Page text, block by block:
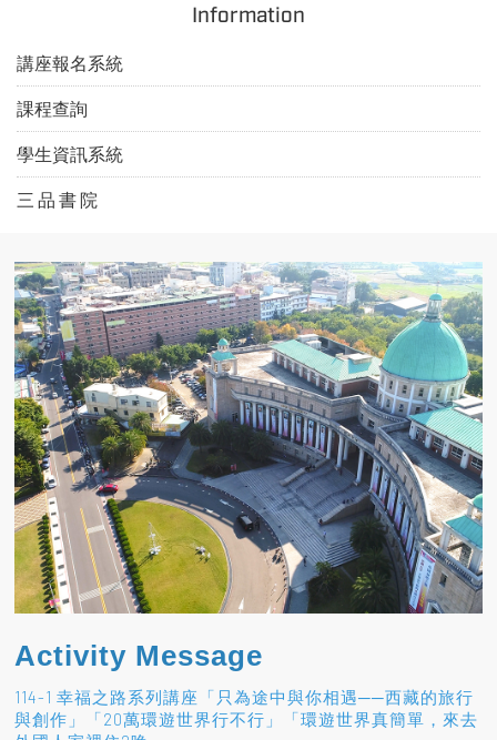
Information
講座報名系統
課程查詢
學生資訊系統
三 品 書 院
Activity Message
114-1 幸福之路系列講座「只為途中與你相遇──西藏的旅行
與創作」「20萬環遊世界行不行」「環遊世界真簡單，來去